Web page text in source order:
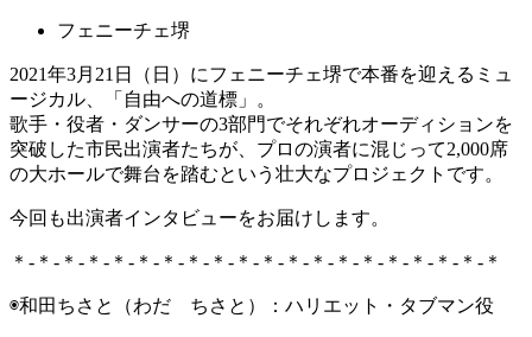
フェニーチェ堺
2021年3月21日（日）にフェニーチェ堺で本番を迎えるミュ
ージカル、「自由への道標」。
歌手・役者・ダンサーの3部門でそれぞれオーディションを
突破した市民出演者たちが、プロの演者に混じって2,000席
の大ホールで舞台を踏むという壮大なプロジェクトです。
今回も出演者インタビューをお届けします。
＊-＊-＊-＊-＊-＊-＊-＊-＊-＊-＊-＊-＊-＊-＊-＊-＊-＊-＊-＊
◉和田ちさと（わだ ちさと）：ハリエット・タブマン役